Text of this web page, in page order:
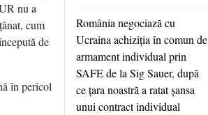
nu a
cum
de
în pericol
România negociază cu
Ucraina achiziţia în comun de
armament individual prin
SAFE de la Sig Sauer, după
ce ţara noastră a ratat şansa
unui contract individual